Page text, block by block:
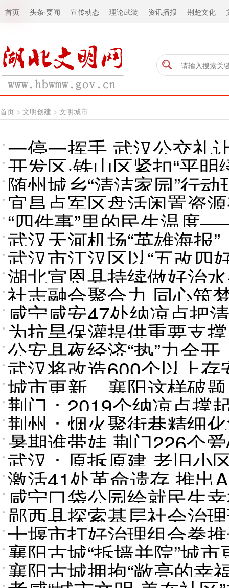
首页 头条·要闻 宣传动态 理论武装 资讯播报 荆楚文化
首页 > 文明创建 > 文明城市
一停一挥手 武汉公交礼
开发区·铁山区紧扣“平
市之美
随州城乡“清洁家园”行
宜昌点军区盘活闲置资
“四件事”里的民生温度
武汉天河机场“英雄海报
章”获得者亮相航站楼
武汉市江汉区以“五改四
湖北宣恩县持续做好治
社志融合聚合力 同心
探索基层治理新路径
咸宁咸安47处纳凉点把
为抗旱保灌提供重要支
公安县夜经济“热”力全开
武汉将改造600个以上
排查更新
城市更新，襄阳这样破题
荆门：2019个纳凉点撑
荆州：烟火聚街巷精细
暑期谁带娃 荆门226个
武汉：原拆原建 老旧小
激活41处革命遗存 推出
触可感
咸宁口袋公园绘就民生
郧西县探索基层社会治
十堰市打好治理组合拳
襄阳古城“拆墙并院”城
襄阳古城拥抱“敞亮的幸